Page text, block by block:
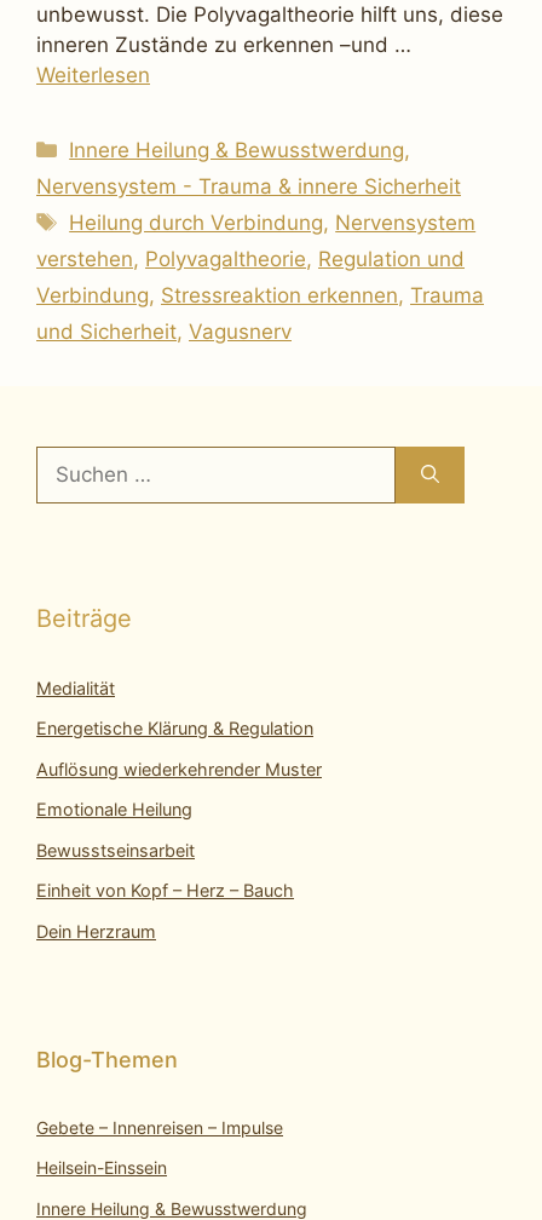
unbewusst. Die Polyvagaltheorie hilft uns, diese
inneren Zustände zu erkennen –und …
Weiterlesen
Kategorien
Innere Heilung & Bewusstwerdung,
Nervensystem - Trauma & innere Sicherheit
Schlagwörter
Heilung durch Verbindung, Nervensystem
verstehen, Polyvagaltheorie, Regulation und
Verbindung, Stressreaktion erkennen, Trauma
und Sicherheit, Vagusnerv
nach:
Beiträge
Medialität
Energetische Klärung & Regulation
Auflösung wiederkehrender Muster
Emotionale Heilung
Bewusstseinsarbeit
Einheit von Kopf – Herz – Bauch
Dein Herzraum
Gebete – Innenreisen – Impulse
Heilsein-Einssein
Innere Heilung & Bewusstwerdung